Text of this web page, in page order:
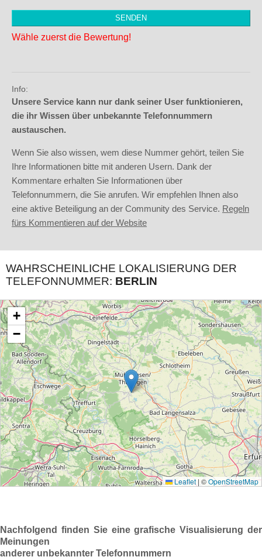
Wähle zuerst die Bewertung!
Info:
Unsere Service kann nur dank seiner User funktionieren,
die ihr Wissen über unbekannte Telefonnummern
austauschen.
Wenn Sie also wissen, wem diese Nummer gehört, teilen Sie
Ihre Informationen bitte mit anderen Usern. Dank der
Kommentare erhalten Sie Informationen über
Telefonnummern, die Sie anrufen. Wir empfehlen Ihnen also
eine aktive Beteiligung an der Community des Service. Regeln
fürs Kommentieren auf der Website
WAHRSCHEINLICHE LOKALISIERUNG DER
TELEFONNUMMER: BERLIN
Nachfolgend finden Sie eine grafische Visualisierung der
Meinungen
anderer unbekannter Telefonnummern